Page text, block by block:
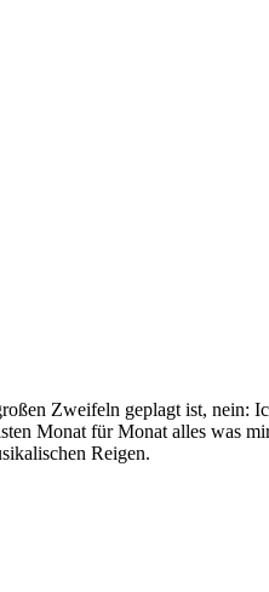
Zweifeln geplagt ist, nein:
Monat für Monat alles was
Reigen.